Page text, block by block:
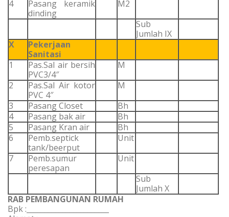
4
Pasang keramik
dinding
M2
Sub
Jumlah IX
X
Pekerjaan
Sanitasi
1
Pas.Sal air bersih
PVC3/4″
M
2
Pas.Sal Air kotor
PVC 4″
M
3
Pasang Closet
Bh
4
Pasang bak air
Bh
5
Pasang Kran air
Bh
6
Pemb.septick
tank/beerput
Unit
7
Pemb.sumur
peresapan
Unit
Sub
Jumlah X
RAB PEMBANGUNAN RUMAH
Bpk :_______________________